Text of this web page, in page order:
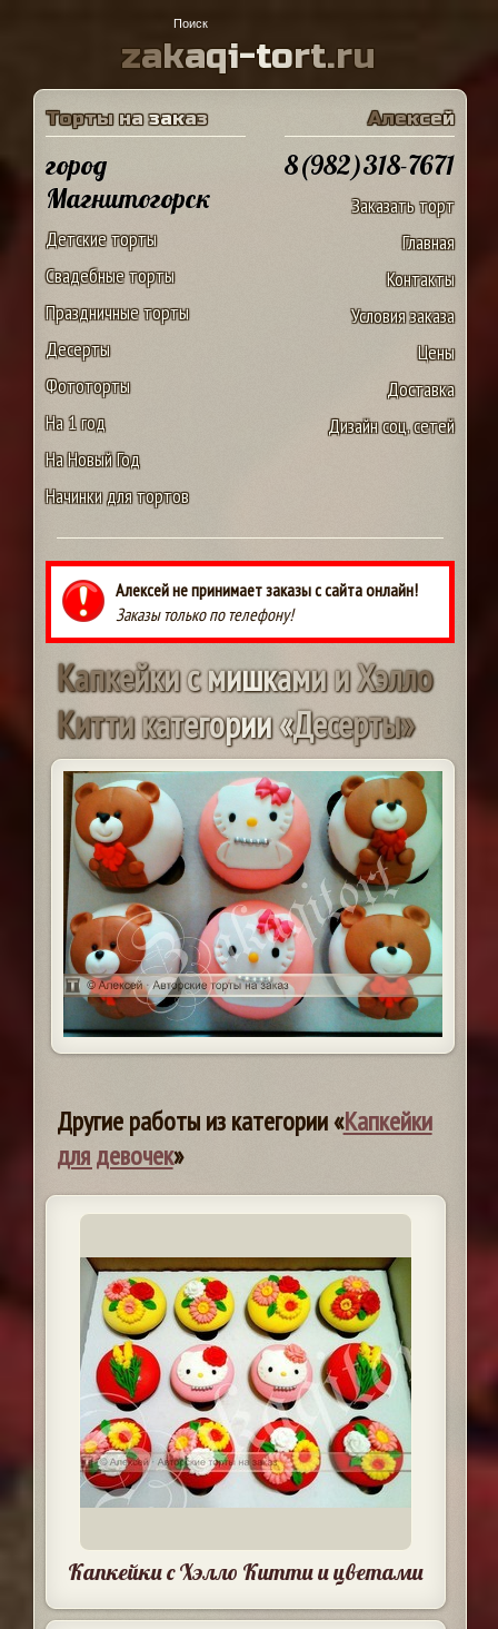
zakaqi-tort.ru
Торты на заказ
город
Магнитогорск
Детские торты
Свадебные торты
Праздничные торты
Десерты
Фототорты
На 1 год
На Новый Год
Начинки для тортов
Алексей
8(982)318-7671
Заказать торт
Главная
Контакты
Условия заказа
Цены
Доставка
Дизайн соц. сетей
Алексей не принимает заказы с сайта онлайн!
Заказы только по телефону!
КапкейкисмишкамииХэлло
Киттикатегории«Десерты»
Другие работы из категории «Капкейки
для девочек»
Капкейки с Хэлло Китти и цветами